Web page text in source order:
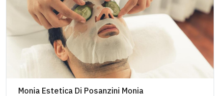
Monia Estetica Di Posanzini Monia